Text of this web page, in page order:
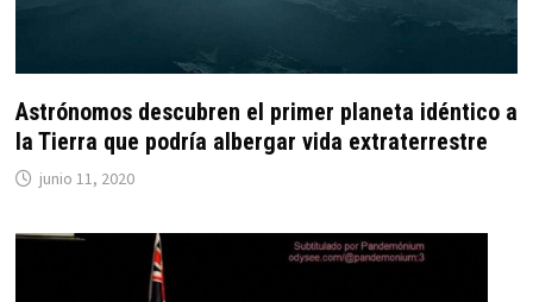
Astrónomos descubren el primer planeta idéntico a
la Tierra que podría albergar vida extraterrestre
junio 11, 2020